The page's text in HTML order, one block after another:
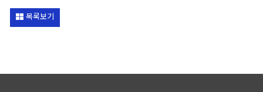
목록보기